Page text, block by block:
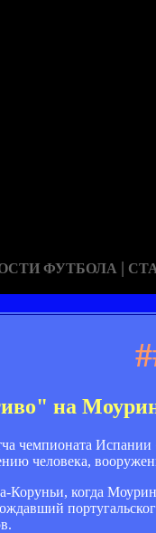
ФУТБОЛА |
на
чемпионата
человека,
когда